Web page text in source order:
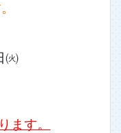
㈫
ます。